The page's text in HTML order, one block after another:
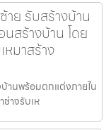
ย รับสร้างบ้าน
สร้างบ้าน โดย
หมาสร้าง
านพร้อมตกแต่งภายใน
ช่างรับเห